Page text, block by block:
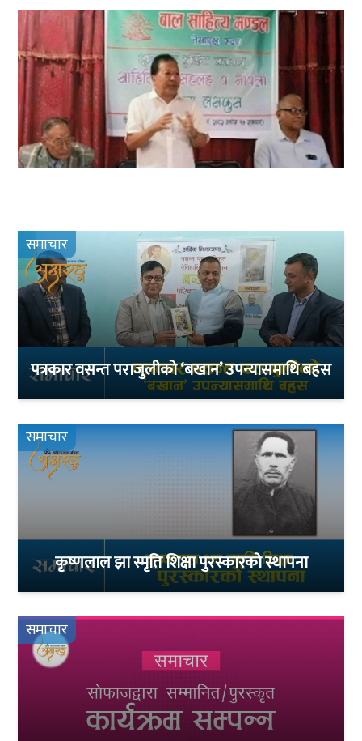
समाचार
पत्रकार वसन्त पराजुलीको ‘बखान’ उपन्यासमाथि बहस
समाचार
कृष्णलाल झा स्मृति शिक्षा पुरस्कारको स्थापना
समाचार